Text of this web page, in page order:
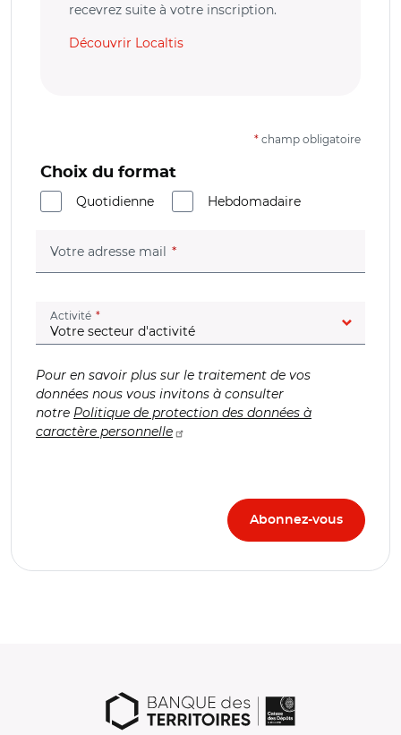
recevrez suite à votre inscription.
Découvrir Localtis
* champ obligatoire
Choix du format
Quotidienne
Hebdomadaire
Votre adresse mail (champ obligatoire)
Activité (champ obligatoire)
Pour en savoir plus sur le traitement de vos
données nous vous invitons à consulter
notre Politique de protection des données à
caractère personnelle